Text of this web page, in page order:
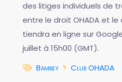
des litiges individuels de
entre le droit OHADA et le
tiendra en ligne sur
juillet à 15h00 (GMT).
Bambey
Club OHADA